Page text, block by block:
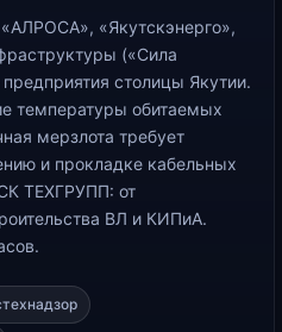
«Якутскэнерго»,
(«Сила
столицы Якутии.
температуры обитаемых
мерзлота требует
и прокладке кабельных
ТЕХГРУПП: от
ВЛ и КИПиА.